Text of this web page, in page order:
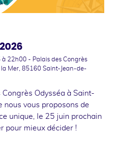
22h00 - Palais des Congrès
la Mer, 85160 Saint-Jean-de-
Congrès Odysséa à Saint-
nous vous proposons de
unique, le 25 juin prochain
pour mieux décider !